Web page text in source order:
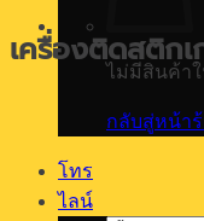
ไม่มีสินค้า
กลับสู่หน้า
โทร
ไลน์
เครื่องติดสติก